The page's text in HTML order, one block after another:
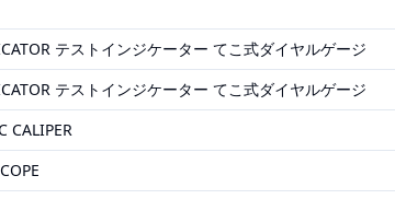
テストインジケーター てこ式ダイヤルゲージ
テストインジケーター てこ式ダイヤルゲージ
CALIPER